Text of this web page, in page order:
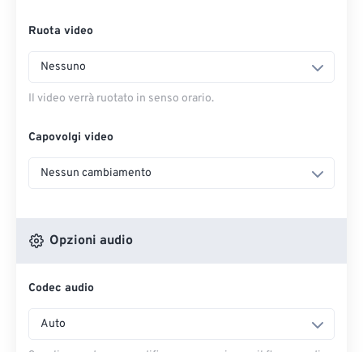
Ruota video
Nessuno
Il video verrà ruotato in senso orario.
Capovolgi video
Nessun cambiamento
Opzioni audio
Codec audio
Auto